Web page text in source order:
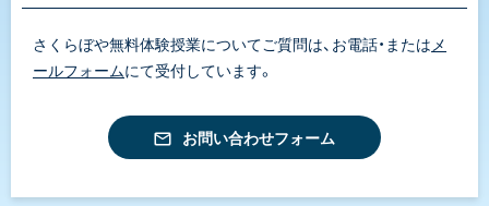
さくらぼや無料体験授業についてご質問は、お電話・または メ
ールフォームにて受付しています。
お問い合わせフォーム